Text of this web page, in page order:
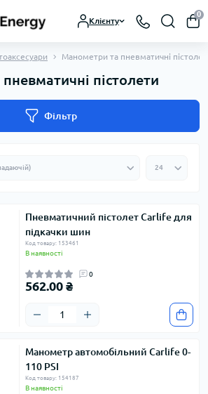
Клієнту
0
Манометри та пневматичні
пістолети
Фільтр
Пневматичний пістолет Carlife для
підкачки шин
Код товару: 153461
В наявності
0
562.00 ₴
Манометр автомобільний Carlife 0-
110 PSI
Код товару: 154187
В наявності